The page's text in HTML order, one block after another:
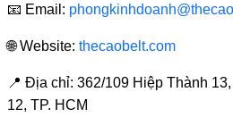
📧 Email:
🌐 Website: thecaobelt.com
📍 Địa chỉ: 362/109 Hiệp Thành
12, TP. HCM